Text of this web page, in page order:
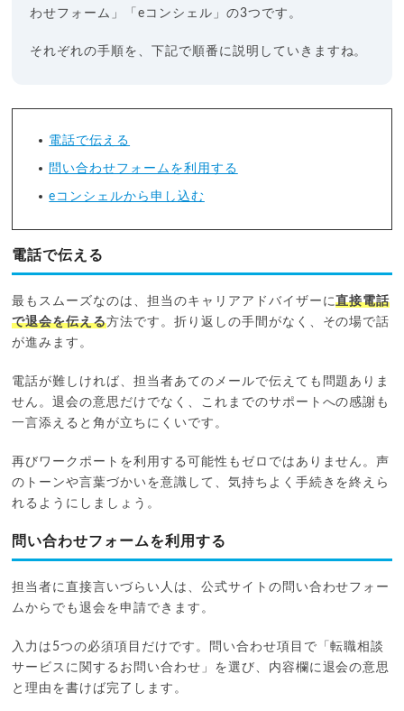
わせフォーム」「eコンシェル」の3つです。
それぞれの手順を、下記で順番に説明していきますね。
電話で伝える
問い合わせフォームを利用する
eコンシェルから申し込む
電話で伝える
最もスムーズなのは、担当のキャリアアドバイザーに直接電話
で退会を伝える方法です。折り返しの手間がなく、その場で話
が進みます。
電話が難しければ、担当者あてのメールで伝えても問題ありま
せん。退会の意思だけでなく、これまでのサポートへの感謝も
一言添えると角が立ちにくいです。
再びワークポートを利用する可能性もゼロではありません。声
のトーンや言葉づかいを意識して、気持ちよく手続きを終えら
れるようにしましょう。
問い合わせフォームを利用する
担当者に直接言いづらい人は、公式サイトの問い合わせフォー
ムからでも退会を申請できます。
入力は5つの必須項目だけです。問い合わせ項目で「転職相談
サービスに関するお問い合わせ」を選び、内容欄に退会の意思
と理由を書けば完了します。